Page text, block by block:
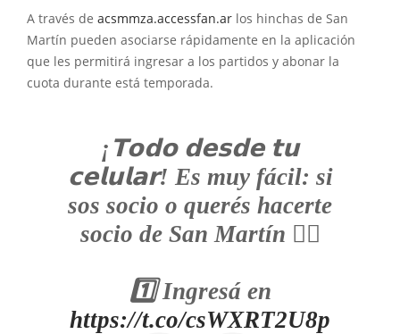
A través de acsmmza.accessfan.ar los hinchas de San
Martín pueden asociarse rápidamente en la aplicación
que les permitirá ingresar a los partidos y abonar la
cuota durante está temporada.
¡𝗧𝗼𝗱𝗼 𝗱𝗲𝘀𝗱𝗲 𝘁𝘂
𝗰𝗲𝗹𝘂𝗹𝗮𝗿! Es muy fácil: si
sos socio o querés hacerte
socio de San Martín 👇🏼
1️⃣ Ingresá en
https://t.co/csWXRT2U8p